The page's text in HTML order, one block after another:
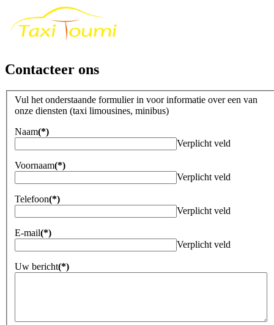
Contacteer ons
Vul het onderstaande formulier in voor informatie over een van
onze diensten (taxi limousines, minibus)
Naam(*)
Verplicht veld
Voornaam(*)
Verplicht veld
Telefoon(*)
Verplicht veld
E-mail(*)
Verplicht veld
Uw bericht(*)